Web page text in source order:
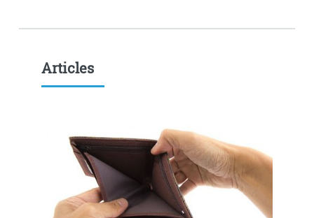
Articles